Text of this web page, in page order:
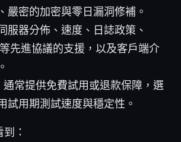
嚴密的加密與零日漏洞修補。
服器分佈、速度、日誌政策、
先進協議的支援，以及客戶端介
通常提供免費試用或退款保障，選
試用期測試速度與穩定性。
：